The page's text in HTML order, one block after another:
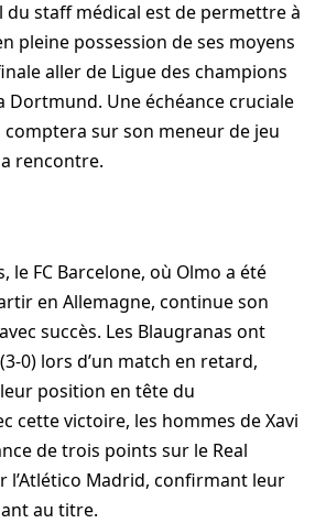
du staff médical est de permettre à
pleine possession de ses moyens
aller de Ligue des champions
Dortmund. Une échéance cruciale
comptera sur son meneur de jeu
rencontre.
le FC Barcelone, où Olmo a été
en Allemagne, continue son
succès. Les Blaugranas ont
0) lors d’un match en retard,
position en tête du
cette victoire, les hommes de Xavi
de trois points sur le Real
l’Atlético Madrid, confirmant leur
au titre.